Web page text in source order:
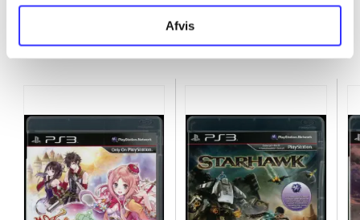
Afvis
Minder om